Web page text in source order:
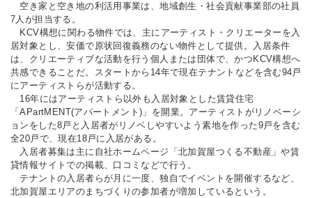
空き家と空き地の利活用事業は、地域創生・社会貢献事業部の社員
7人が担当する。
KCV構想に関わる物件では、主にアーティスト・クリエーターを入
居対象とし、安価で原状回復義務のない物件として提供。入居条件
は、クリエーティブな活動を行う個人または団体で、かつKCV構想へ
共感できることだ。スタートから14年で現在テナントなどを含む94戸
にアーティストらが活動する。
16年にはアーティストら以外も入居対象とした賃貸住宅
「APartMENT(アパートメント)」を開業。アーティストがリノベーシ
ョンをした8戸と入居者がリノベしやすいよう素地を作った9戸を含む
全20戸で、現在18戸に入居がある。
入居者募集は主に自社ホームページ「北加賀屋つくる不動産」や賃
貸情報サイトでの掲載、口コミなどで行う。
テナントの入居者らが月に一度、独自でイベントを開催するなど、
北加賀屋エリアのまちづくりの参加者が増加しているという。